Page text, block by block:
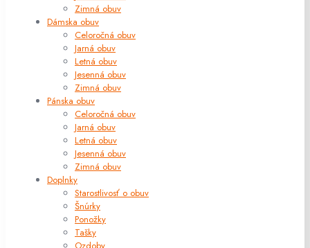
Zimná obuv
Dámska obuv
Celoročná obuv
Jarná obuv
Letná obuv
Jesenná obuv
Zimná obuv
Pánska obuv
Celoročná obuv
Jarná obuv
Letná obuv
Jesenná obuv
Zimná obuv
Doplnky
Starostlivosť o obuv
Šnúrky
Ponožky
Tašky